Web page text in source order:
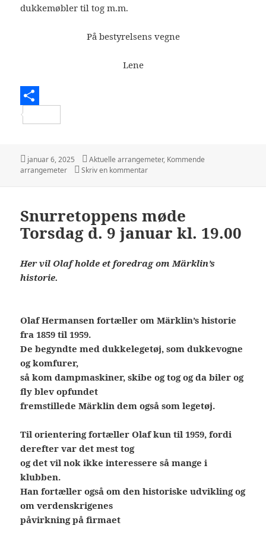
dukkemøbler til tog m.m.
På bestyrelsens vegne
Lene
r
Udgivet
i
januar 6, 2025 Kategorier
Aktuelle arrangemeter, Kommende
arrangemeter
Skriv en kommentartil Ændring af januar mødet
Snurretoppens møde
Torsdag d. 9 januar kl. 19.00
Her vil Olaf holde et foredrag om Märklin’s
historie.
Olaf Hermansen fortæller om Märklin’s historie
fra 1859 til 1959.
De begyndte med dukkelegetøj, som dukkevogne
og komfurer,
så kom dampmaskiner, skibe og tog og da biler og
fly blev opfundet
fremstillede Märklin dem også som legetøj.
Til orientering fortæller Olaf kun til 1959, fordi
derefter var det mest tog
og det vil nok ikke interessere så mange i
klubben.
Han fortæller også om den historiske udvikling og
om verdenskrigenes
påvirkning på firmaet